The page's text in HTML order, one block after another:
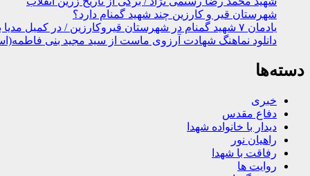
شهرستان قیر و کارزین چند شهید گمنام دارد؟
یادمان ۷ شهید گمنام در شهرستان قیروکارزین / در کمیل مدیا ببینید
دانلود نماهنگ شهادت آرزوی ماست از سید مجید بنی
دسته‌ها
خبری
دفاع مقدس
دیدار با خانواده شهدا
راهیان نور
رفاقت با شهدا
روایت ها